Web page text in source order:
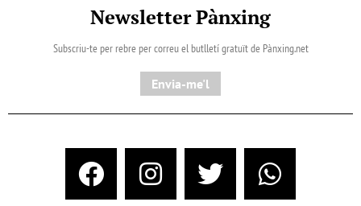
Newsletter Pànxing
Subscriu-te per rebre per correu el butlletí gratuït de Pànxing.net​
Envia-me'l